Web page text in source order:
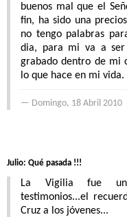
buenos mal que el
fin, ha sido una
no tengo palabras
dia, para mi va a ser
grabado dentro de mi
lo que hace en mi vida.
Domingo, 18 Abril 2010
Julio: Qué pasada !!!
La Vigilia fue una
testimonios...el
Cruz a los jóvenes...